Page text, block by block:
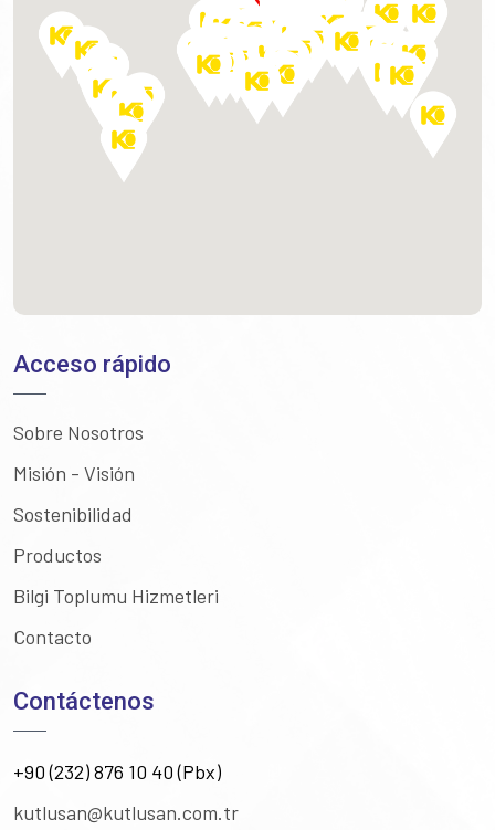
Acceso rápido
Sobre Nosotros
Misión - Visión
Sostenibilidad
Productos
Bilgi Toplumu Hizmetleri
Contacto
Contáctenos
+90 (232) 876 10 40 (Pbx)
kutlusan@kutlusan.com.tr